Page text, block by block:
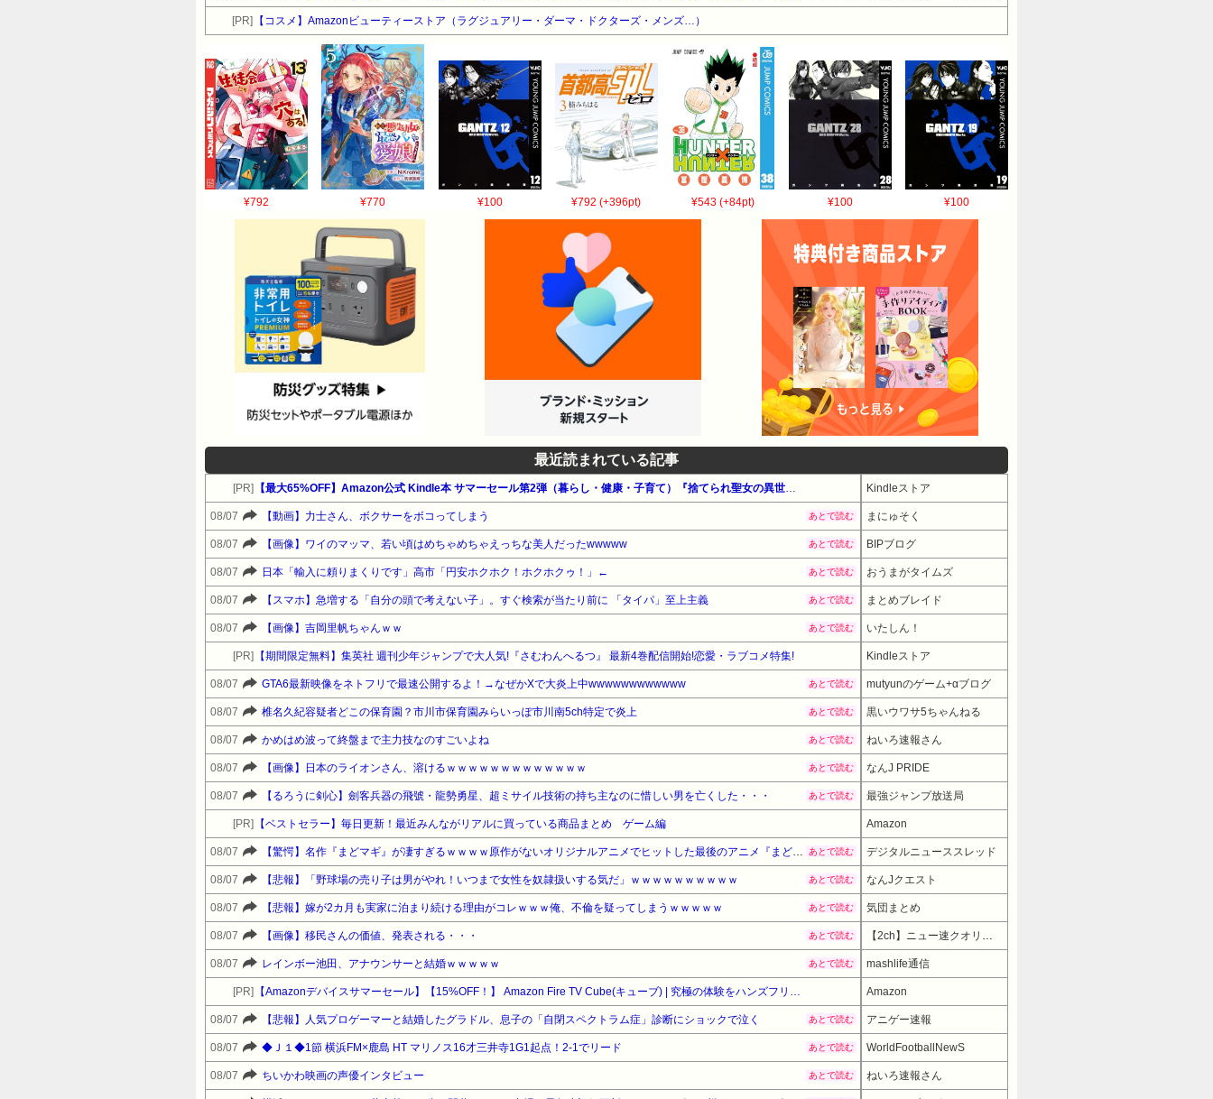
[PR] 【コスメ】Amazonビューティーストア（ラグジュアリー・ダーマ・ドクターズ・メンズ…）
¥792 ¥770 ¥100 ¥792 (+396pt) ¥543 (+84pt) ¥100 ¥100
最近読まれている記事
[PR] Kindleストア
08/07 【動画】力士さん、ボクサーをボコってしまう あとで読む まにゅそく
08/07 【画像】ワイのマッマ、若い頃はめちゃめちゃえっちな美人だったwwwww あとで読む BIPブログ
08/07 日本「輸入に頼りまくりです」高市「円安ホクホク！ホクホクゥ！」← あとで読む おうまがタイムズ
08/07 【スマホ】急増する「自分の頭で考えない子」。すぐ検索が当たり前に 「タイパ」至上主義 あとで読む まとめブレイド
08/07 【画像】吉岡里帆ちゃんｗｗ あとで読む いたしん！
[PR] 【期間限定無料】集英社 週刊少年ジャンプで大人気!『さむわんへるつ』 最新4巻配信開始!恋愛・ラブコメ特集! Kindleストア
08/07 GTA6最新映像をネトフリで最速公開するよ！→なぜかXで大炎上中wwwwwwwwwwww あとで読む mutyunのゲーム+αブログ
08/07 椎名久紀容疑者どこの保育園？市川市保育園みらいっぽ市川南5ch特定で炎上 あとで読む 黒いウワサ5ちゃんねる
08/07 かめはめ波って終盤まで主力技なのすごいよね あとで読む ねいろ速報さん
08/07 【画像】日本のライオンさん、溶けるｗｗｗｗｗｗｗｗｗｗｗｗｗ あとで読む なんJ PRIDE
08/07 【るろうに剣心】劍客兵器の飛號・龍勢勇星、超ミサイル技術の持ち主なのに惜しい男を亡くした・・・ あとで読む 最強ジャンプ放送局
[PR] 【ベストセラー】毎日更新！最近みんながリアルに買っている商品まとめ ゲーム編 Amazon
08/07 あとで読む デジタルニューススレッド
08/07 【悲報】「野球場の売り子は男がやれ！いつまで女性を奴隷扱いする気だ」ｗｗｗｗｗｗｗｗｗｗ あとで読む なんJクエスト
08/07 【悲報】嫁が2カ月も実家に泊まり続ける理由がコレｗｗｗ俺、不倫を疑ってしまうｗｗｗｗｗ あとで読む 気団まとめ
08/07 【画像】移民さんの価値、発表される・・・ あとで読む
08/07 レインボー池田、アナウンサーと結婚ｗｗｗｗｗ あとで読む mashlife通信
[PR] Amazon
08/07 【悲報】人気プロゲーマーと結婚したグラドル、息子の「自閉スペクトラム症」診断にショックで泣く あとで読む アニゲー速報
08/07 ◆Ｊ１◆1節 横浜FM×鹿島 HT マリノス16才三井寺1G1起点！2-1でリード あとで読む WorldFootballNewS
08/07 ちいかわ映画の声優インタビュー あとで読む ねいろ速報さん